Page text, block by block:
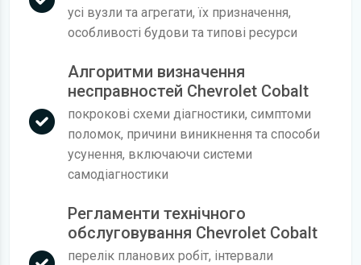
усі вузли та агрегати, їх призначення,
особливості будови та типові ресурси
Алгоритми визначення
несправностей Chevrolet Cobalt
покрокові схеми діагностики, симптоми
поломок, причини виникнення та способи
усунення, включаючи системи
самодіагностики
Регламенти технічного
обслуговування Chevrolet Cobalt
перелік планових робіт, інтервали